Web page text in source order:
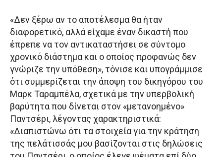
«Δεν ξέρω αν το αποτέλεσμα θα ήταν
διαφορετικό, αλλά είχαμε έναν δικαστή που
έπρεπε να τον αντικαταστήσει σε σύντομο
χρονικό διάστημα και ο οποίος προφανώς δεν
γνώριζε την υπόθεση», τόνισε και υπογράμμισε
ότι συμμερίζεται την άποψη του δικηγόρου του
Μαρκ Ταραμπέλα, σχετικά με την υπερβολική
βαρύτητα που δίνεται στον «μετανοημένο»
Παντσέρι, λέγοντας χαρακτηριστικά:
«Διαπιστώνω ότι τα στοιχεία για την κράτηση
της πελάτισσάς μου βασίζονται στις δηλώσεις